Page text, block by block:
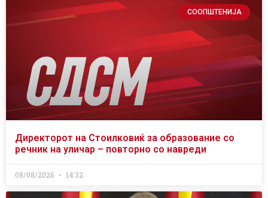
СООПШТЕНИЈА
Директорот на Стоилковиќ за образование со
речник на уличар – повторно со навреди
08/08/2026 14:32